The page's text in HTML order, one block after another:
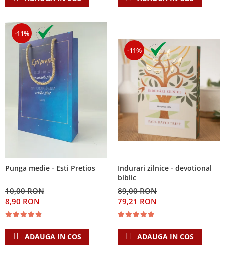
-11%
Punga medie - Esti Pretios
10,00 RON
8,90 RON
ADAUGA IN COS
-11%
Indurari zilnice - devotional
biblic
89,00 RON
79,21 RON
ADAUGA IN COS